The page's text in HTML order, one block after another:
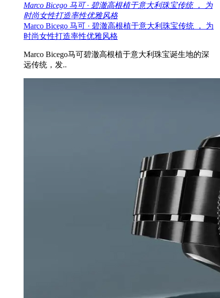
Marco Bicego 马可 · 碧澈高根植于意大利珠宝传统 ， 为
时尚女性打造率性优雅风格
Marco Bicego 马可 · 碧澈高根植于意大利珠宝传统 ， 为
时尚女性打造率性优雅风格
Marco Bicego马可碧澈高根植于意大利珠宝诞生地的深
远传统，发..